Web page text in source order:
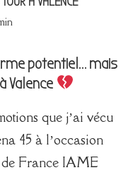
potentiel… mais
Valence
que j’ai vécu
45 à l’occasion
de France IAME